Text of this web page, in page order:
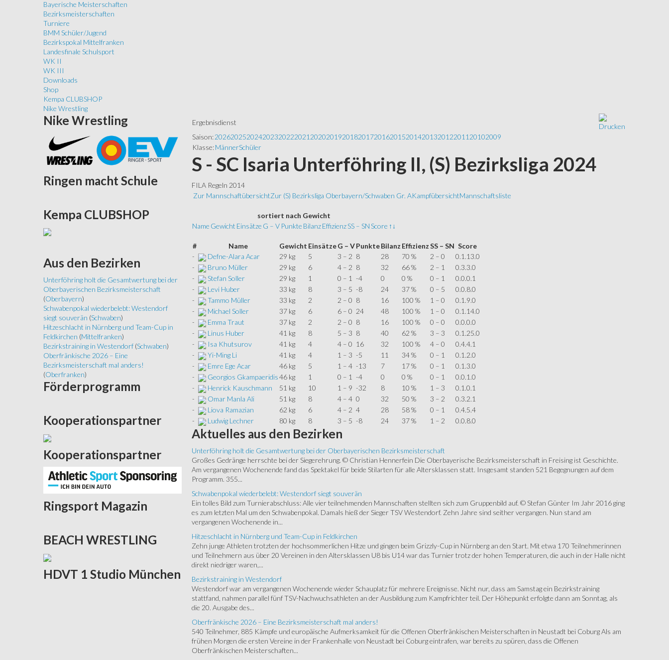
Bayerische Meisterschaften
Bezirksmeisterschaften
Turniere
BMM Schüler/Jugend
Bezirkspokal Mittelfranken
Landesfinale Schulsport
WK II
WK III
Downloads
Shop
Kempa CLUBSHOP
Nike Wrestling
Ergebnisdienst
Saison: 202620252024202320222021 2020201920182017201620152014201320122011 20102009
Klasse: MännerSchüler
S - SC Isaria Unterföhring II, (S) Bezirksliga 2024
FILA Regeln 2014
Zur MannschaftübersichtZur (S) Bezirksliga Oberbayern/Schwaben Gr. AKampfübersichtMannschaftsliste
sortiert nach Gewicht
Name Gewicht Einsätze G – V Punkte Bilanz EffizienzSS – SNScore ↑↓
# Name Gewicht Einsätze G – V Punkte Bilanz EffizienzSS – SN Score
-
Defne-Alara Acar 29 kg 5 3 – 2 8 28 70 % 2 – 0
0.1.13.0
-
Bruno Müller 29 kg 6 4 – 2 8 32 66 % 2 – 1
0.3.3.0
-
Stefan Soller 29 kg 1 0 – 1 -4 0 0 % 0 – 1
0.0.0.1
-
Levi Huber 33 kg 8 3 – 5 -8 24 37 % 0 – 5
0.0.8.0
-
Tammo Müller 33 kg 2 2 – 0 8 16 100 % 1 – 0
0.1.9.0
-
Michael Soller 37 kg 6 6 – 0 24 48 100 % 1 – 0
0.1.14.0
-
Emma Traut 37 kg 2 2 – 0 8 16 100 % 0 – 0
0.0.0.0
-
Linus Huber 41 kg 8 5 – 3 8 40 62 % 3 – 3
0.1.25.0
-
Isa Khutsurov 41 kg 4 4 – 0 16 32 100 % 4 – 0
0.4.4.1
-
Yi-Ming Li 41 kg 4 1 – 3 -5 11 34 % 0 – 1
0.1.2.0
-
Emre Ege Acar 46 kg 5 1 – 4 -13 7 17 % 0 – 1
0.1.3.0
-
Georgios Gkampaeridis46 kg 1 0 – 1 -4 0 0 % 0 – 1
0.0.1.0
-
Henrick Kauschmann 51 kg 10 1 – 9 -32 8 10 % 1 – 3
0.1.0.1
-
Omar Manla Ali 51 kg 8 4 – 4 0 32 50 % 3 – 2
0.3.2.1
-
Liova Ramazian 62 kg 6 4 – 2 4 28 58 % 0 – 1
0.4.5.4
-
Ludwig Lechner 80 kg 8 3 – 5 -8 24 37 % 1 – 2 0.0.8.0
Aktuelles aus den Bezirken
Unterföhring holt die Gesamtwertung bei der Oberbayerischen Bezirksmeisterschaft
Großes Gedränge herrschte bei der Siegerehrung. © Christian Hennerfein Die Oberbayerische Bezirksmeisterschaft in Freising ist Geschichte.
Am vergangenen Wochenende fand das Spektakel für beide Stilarten für alle Altersklassen statt. Insgesamt standen 521 Begegnungen auf dem
Programm. 355...
Schwabenpokal wiederbelebt: Westendorf siegt souverän
Ein tolles Bild zum Turnierabschluss: Alle vier teilnehmenden Mannschaften stellten sich zum Gruppenbild auf. © Stefan Günter Im Jahr 2016 ging
es zum letzten Mal um den Schwabenpokal. Damals hieß der Sieger TSV Westendorf. Zehn Jahre sind seither vergangen. Nun stand am
vergangenen Wochenende in...
Hitzeschlacht in Nürnberg und Team-Cup in Feldkirchen
Zehn junge Athleten trotzten der hochsommerlichen Hitze und gingen beim Grizzly-Cup in Nürnberg an den Start. Mit etwa 170 Teilnehmerinnen
und Teilnehmern aus über 20 Vereinen in den Altersklassen U8 bis U14 war das Turnier trotz der hohen Temperaturen, die auch in der Halle nicht
direkt niedriger waren,...
Bezirkstraining in Westendorf
Westendorf war am vergangenen Wochenende wieder Schauplatz für mehrere Ereignisse. Nicht nur, dass am Samstag ein Bezirkstraining
stattfand, nahmen parallel fünf TSV-Nachwuchsathleten an der Ausbildung zum Kampfrichter teil. Der Höhepunkt erfolgte dann am Sonntag, als
die 20. Ausgabe des...
Oberfränkische 2026 – Eine Bezirksmeisterschaft mal anders!
540 Teilnehmer, 885 Kämpfe und europäische Aufmerksamkeit für die Offenen Oberfränkischen Meisterschaften in Neustadt bei Coburg Als am
frühen Morgen die ersten Vereine in der Frankenhalle von Neustadt bei Coburg eintrafen, war bereits zu spüren, dass die Offenen
Oberfränkischen Meisterschaften...
Nike Wrestling
Ringen macht Schule
Kempa CLUBSHOP
Aus den Bezirken
Unterföhring holt die Gesamtwertung bei der
Oberbayerischen Bezirksmeisterschaft
(Oberbayern)
Schwabenpokal wiederbelebt: Westendorf
siegt souverän (Schwaben)
Hitzeschlacht in Nürnberg und Team-Cup in
Feldkirchen (Mittelfranken)
Bezirkstraining in Westendorf (Schwaben)
Oberfränkische 2026 – Eine
Bezirksmeisterschaft mal anders!
(Oberfranken)
Förderprogramm
Kooperationspartner
Kooperationspartner
Ringsport Magazin
BEACH WRESTLING
HDVT 1 Studio München